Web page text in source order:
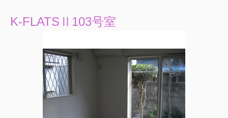
K-FLATSⅡ103号室